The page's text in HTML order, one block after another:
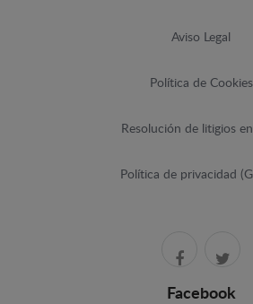
Aviso Legal
Política de Cookies
Resolución de litigios
Política de privacidad
Facebook